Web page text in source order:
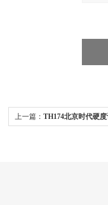
上一篇： TH174北京时代硬